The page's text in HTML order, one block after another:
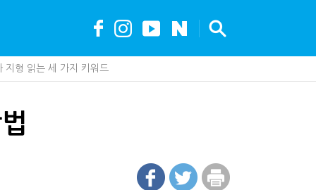
지형 읽는 세 가지 키워드
만드는 국세공무원…왜?
?…'주(酒)벤저스'의 전통주 즐기는 법
백화점에 입점…비결은 국세청?
못 산다…지자체도 '경영'의 시대
국세청, 재심리 추진에 납세자 부담 우려
대 6.3배 차이…"실거주 요건 강화하자"